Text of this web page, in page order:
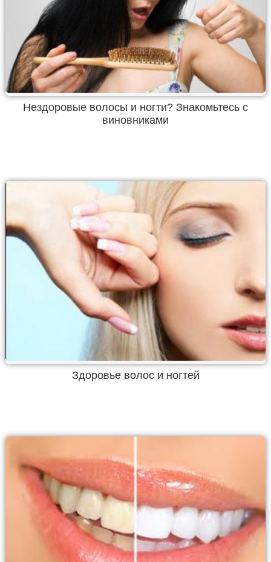
Нездоровые волосы и ногти? Знакомьтесь с
виновниками
Здоровье волос и ногтей